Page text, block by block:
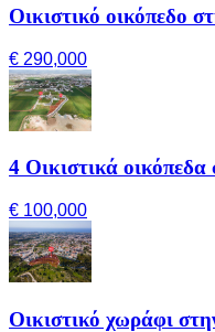
Οικιστικό οικόπεδο
€ 290,000
4 Οικιστικά
€ 100,000
Οικιστικό χωράφι